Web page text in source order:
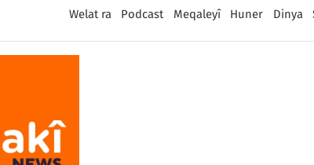
Welat ra Podcast Meqaleyî Huner Dinya